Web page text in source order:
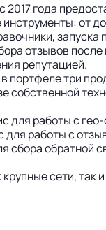
2017 года
от
запуска
отзывов после
репутацией.
портфеле три
собственной
для работы с
для работы с
сбора обратной
сети, так